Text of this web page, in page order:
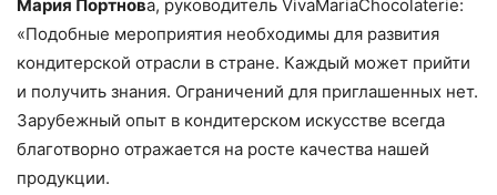
Мария Портнова, руководитель VivaMariaChocolaterie:
«Подобные мероприятия необходимы для развития
кондитерской отрасли в стране. Каждый может прийти
и получить знания. Ограничений для приглашенных нет.
Зарубежный опыт в кондитерском искусстве всегда
благотворно отражается на росте качества нашей
продукции.